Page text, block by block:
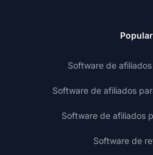
Popular
Software de
Software de afiliados
Software de afiliados
Software de